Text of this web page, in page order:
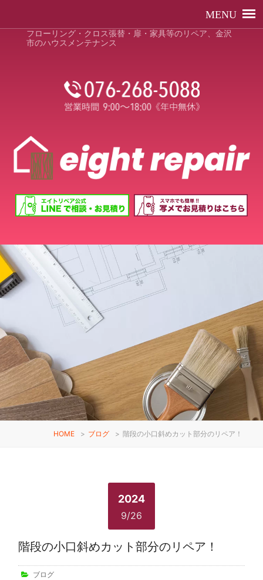
フローリング・クロス張替・扉・家具等のリペア、金沢
市のハウスメンテナンス
HOME > ブログ > 階段の小口斜めカット部分のリペア！
2024
9/26
階段の小口斜めカット部分のリペア！
ブログ